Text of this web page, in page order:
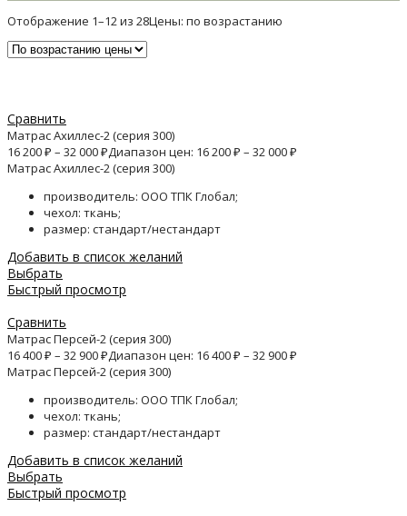
Отображение 1–12 из 28Цены: по возрастанию
Сравнить
Матрас Ахиллес-2 (серия 300)
16 200₽ – 32 000₽Диапазон цен: 16 200 ₽ – 32 000 ₽
Матрас Ахиллес-2 (серия 300)
производитель: ООО ТПК Глобал;
чехол: ткань;
размер: стандарт/нестандарт
Добавить в список желаний
Выбрать
Быстрый просмотр
Сравнить
Матрас Персей-2 (серия 300)
16 400₽ – 32 900₽Диапазон цен: 16 400 ₽ – 32 900 ₽
Матрас Персей-2 (серия 300)
производитель: ООО ТПК Глобал;
чехол: ткань;
размер: стандарт/нестандарт
Добавить в список желаний
Выбрать
Быстрый просмотр